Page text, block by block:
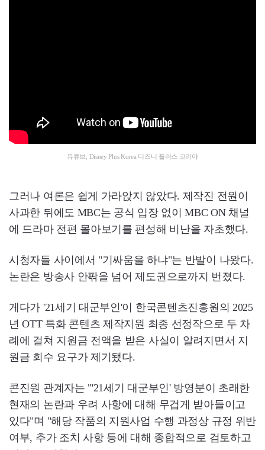
유튜브, Disney Plus Korea 디즈니 플러스 코리아
그러나 여론은 쉽게 가라앉지 않았다. 제작진 전원이
사과한 뒤에도 MBC는 공식 입장 없이 MBC ON 채널
에 드라마 전편 몰아보기를 편성해 비난을 자초했다.
시청자들 사이에서 "기싸움을 하냐"는 반발이 나왔다.
논란은 방송사 안팎을 넘어 제도권으로까지 번졌다.
게다가 '21세기 대군부인'이 한국콘텐츠진흥원의 2025
년 OTT 특화 콘텐츠 제작지원 최종 선정작으로 두 차
례에 걸쳐 지원금 전액을 받은 사실이 알려지면서 지
원금 회수 요구가 제기됐다.
콘진원 관계자는 "'21세기 대군부인' 방영분이 초래한
현재의 논란과 우려 사항에 대해 무겁게 받아들이고
있다"며 "해당 작품의 지원사업 수행 과정상 규정 위반
여부, 추가 조치 사항 등에 대해 종합적으로 검토하고